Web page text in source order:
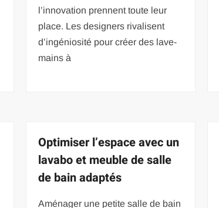
l’innovation prennent toute leur
place. Les designers rivalisent
d’ingéniosité pour créer des lave-
mains à
Optimiser l’espace avec un
lavabo et meuble de salle
de bain adaptés
Aménager une petite salle de bain